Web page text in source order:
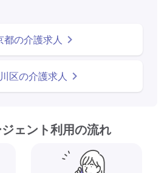
都の介護求人
区の介護求人
ェント利用の流れ